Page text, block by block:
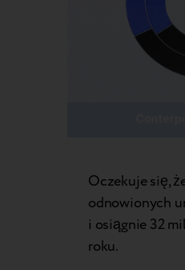
Oczekuje się,
odnowionych
i osiągnie 32
roku.